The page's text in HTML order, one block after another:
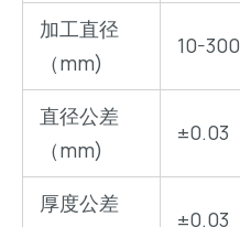
加工直径
（mm)
10-300
直径公差
（mm)
±0.03
厚度公差
±0.03